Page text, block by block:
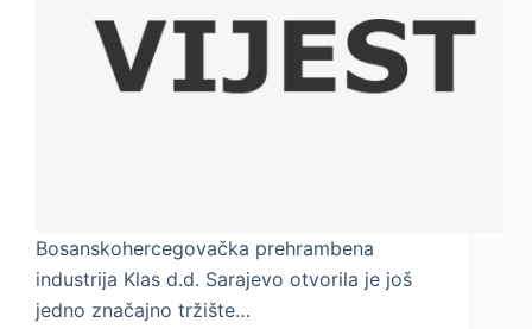
Bosanskohercegovačka prehrambena
industrija Klas d.d. Sarajevo otvorila je još
jedno značajno tržište…